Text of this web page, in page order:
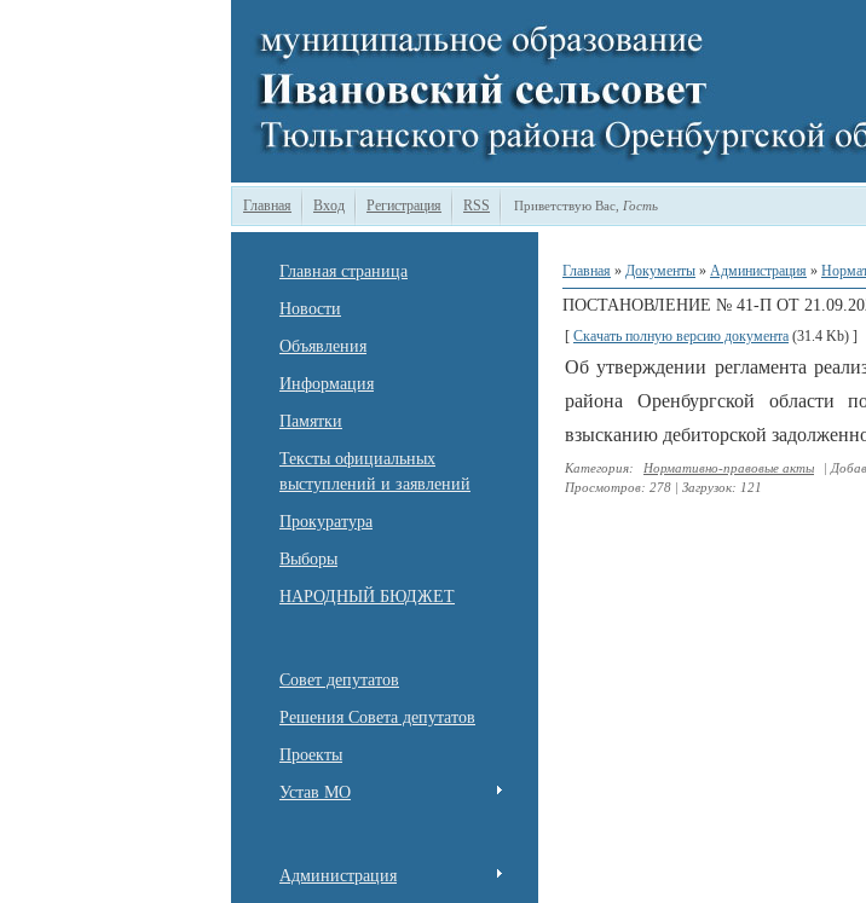
Главная Вход Регистрация RSS Приветствую Вас Гость
Главная страница
Новости
Объявления
Информация
Памятки
Тексты официальных
выступлений и заявлений
Прокуратура
Выборы
НАРОДНЫЙ БЮДЖЕТ
Совет депутатов
Решения Совета депутатов
Проекты
Устав МО
Администрация
Главная » Документы » Администрация »
ПОСТАНОВЛЕНИЕ № 41-П ОТ
[ Скачать полную версию документа (31.4 Kb) ]
Об утверждении регламента
района Оренбургской области
взысканию дебиторской
Категория: Нормативно-правовые акты |
Просмотров: 278 | Загрузок: 121